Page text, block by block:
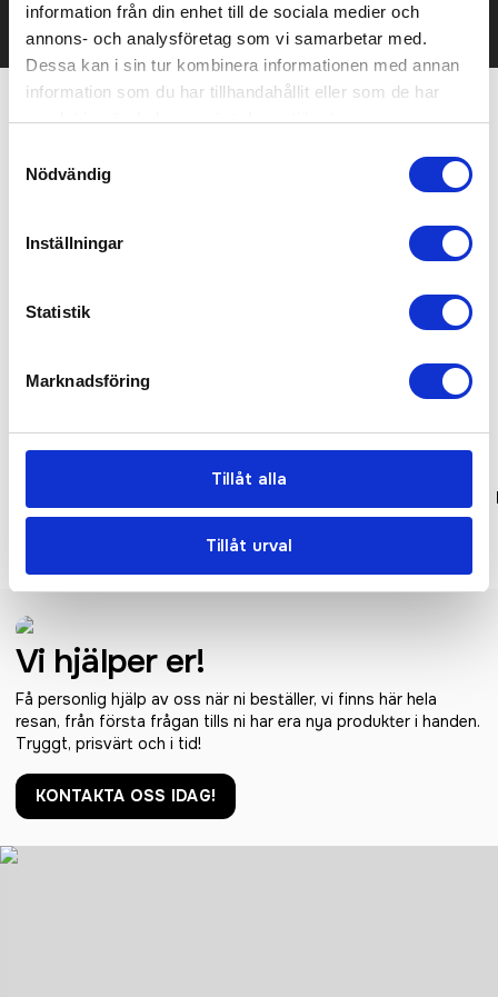
information från din enhet till de sociala medier och
annons- och analysföretag som vi samarbetar med.
Dessa kan i sin tur kombinera informationen med annan
information som du har tillhandahållit eller som de har
samlat in när du har använt deras tjänster.
Nödvändig
Inställningar
Statistik
Marknadsföring
Tillåt alla
Tillåt urval
KONTAKTA OSS
Cap
Vi hjälper er!
Få personlig hjälp av oss när ni beställer, vi finns här hela
resan, från första frågan tills ni har era nya produkter i handen.
Tryggt, prisvärt och i tid!
KONTAKTA OSS IDAG!